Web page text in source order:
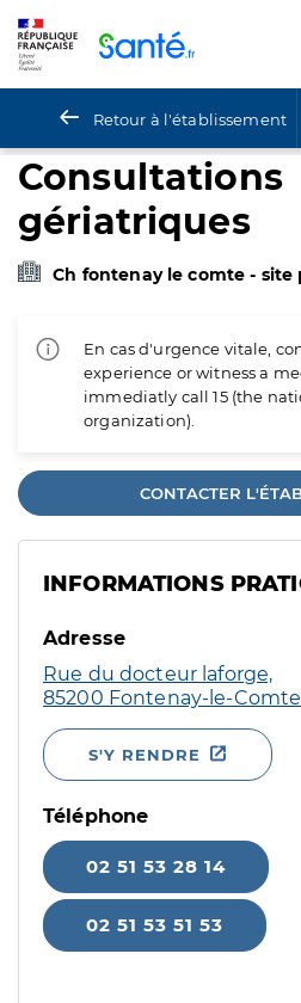
Retour à l'établissement
Consultations
gériatriques
Ch fontenay le comte - site
En cas d'urgence vitale,
experience or witness a
immediatly call 15 (the
organization).
CONTACTER
INFORMATIONS
Adresse
Rue du docteur laforge,
85200 Fontenay-le-Comte
S'Y RENDRE
Téléphone
02 51 53 28 14
02 51 53 51 53